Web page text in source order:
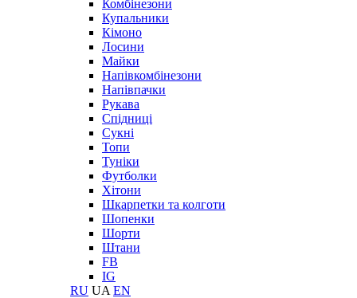
Комбінезони
Купальники
Кімоно
Лосини
Майки
Напівкомбінезони
Напівпачки
Рукава
Спідниці
Сукні
Топи
Туніки
Футболки
Хітони
Шкарпетки та колготи
Шопенки
Шорти
Штани
FB
IG
RU UA EN